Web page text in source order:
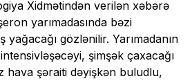
Xidmətindən verilən xəbərə
yarımadasında bəzi
yağacağı gözlənilir. Yarımadanın
şimşək çaxacağı
hava şəraiti dəyişkən buludlu,